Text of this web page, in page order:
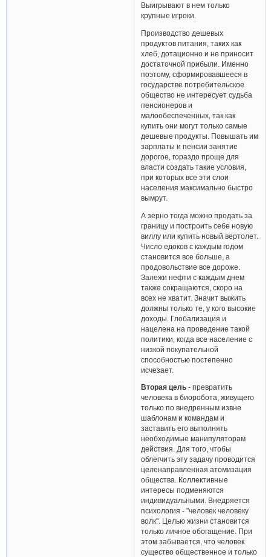
Выигрывают в нем только
крупные игроки.
Производство дешевых
продуктов питания, таких как
хлеб, дотационно и не приносит
достаточной прибыли. Именно
поэтому, сформировавшееся в
государстве потребительское
общество не интересует судьба
пенсионеров и
малообеспеченных, так как
купить они могут только самые
дешевые продукты. Повышать им
зарплаты и пенсии занятие
дорогое, гораздо проще для
власти создать такие условия,
при которых все эти слои
населения максимально быстро
вымрут.
А зерно тогда можно продать за
границу и построить себе новую
виллу или купить новый вертолет.
Число едоков с каждым годом
становится все больше, а
продовольствие все дороже.
Залежи нефти с каждым днем
также сокращаются, скоро на
всех не хватит. Значит выжить
должны только те, у кого высокие
доходы. Глобализация и
нацелена на проведение такой
политики, когда все население с
низкой покупательной
способностью постепенно
исчезает.
Вторая цель - превратить
человека в биоробота, живущего
только по внедренным извне
шаблонам и командам и
заставить его выполнять
необходимые манипуляторам
действия. Для того, чтобы
облегчить эту задачу проводится
целенаправленная атомизация
общества. Коллективные
интересы подменяются
индивидуальными. Внедряется
психология - "человек человеку
волк". Целью жизни становится
только личное обогащение. При
этом забывается, что человек
существо общественное и только